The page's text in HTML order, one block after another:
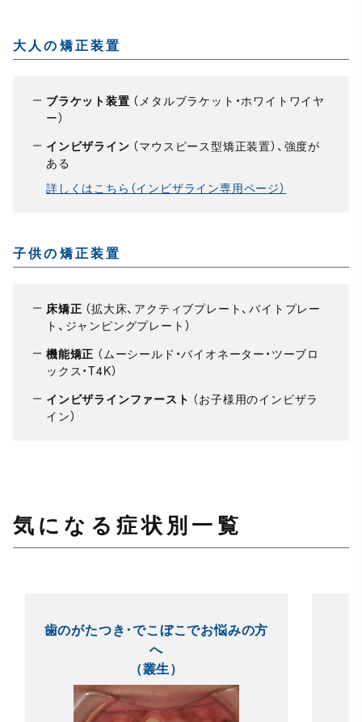
大人の矯正装置
ブラケット装置 （メタルブラケット・ホワイトワイヤ
ー）
インビザライン （マウスピース型矯正装置）、強度が
ある
詳しくはこちら（インビザライン専用ページ）
子供の矯正装置
床矯正 （拡大床、アクティブプレート、バイトプレー
ト、ジャンピングプレート）
機能矯正 （ムーシールド・バイオネーター・ツーブロ
ックス・T4K）
インビザラインファースト （お子様用のインビザラ
イン）
気になる症状別一覧
歯のがたつき･でこぼこでお悩みの方
へ
（叢生）